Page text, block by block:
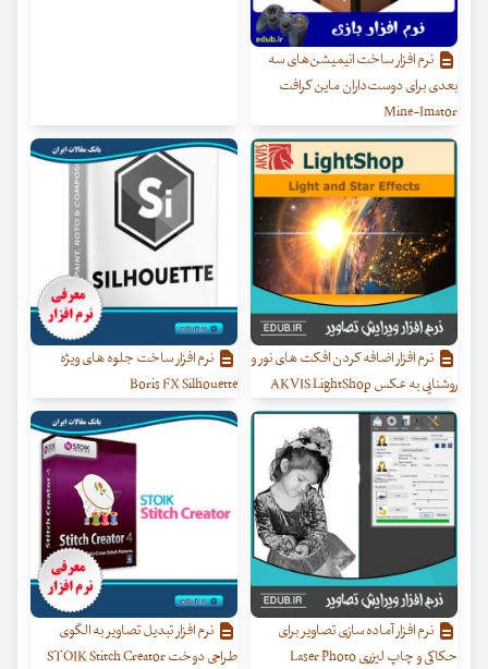
نرم افزار ساخت انیمیشن‌های سه
بعدی برای دوست‌داران ماین کرافت
Mine-Imator
نرم افزار اضافه کردن افکت های نور و
روشنایی به عکس AKVIS LightShop
نرم افزار ساخت جلوه های ویژه
Boris FX Silhouette
نرم افزار آماده سازی تصاویر برای
حکاکی و چاپ لیزری Laser Photo
نرم افزار تبدیل تصاویر به الگوی
طراحی دوخت STOIK Stitch Creator